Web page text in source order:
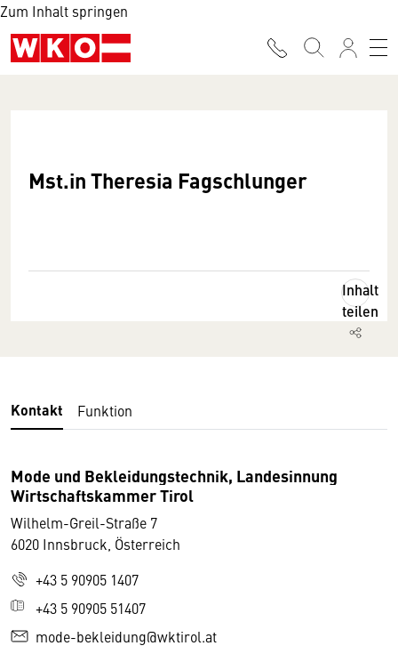
Zum Inhalt springen
Mst.in Theresia Fagschlunger
Inhalt
teilen
Kontakt Funktion
Mode und Bekleidungstechnik, Landesinnung
Wirtschaftskammer Tirol
Wilhelm-Greil-Straße 7
6020 Innsbruck, Österreich
+43 5 90905 1407
+43 5 90905 51407
mode-bekleidung@wktirol.at